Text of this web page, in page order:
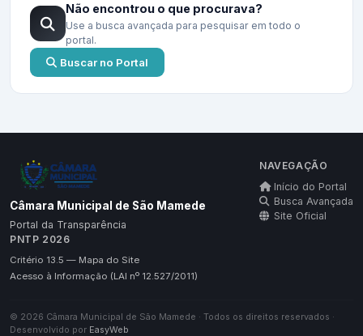
Não encontrou o que procurava?
Use a busca avançada para pesquisar em todo o
portal.
Buscar no Portal
Câmara Municipal de São Mamede
Portal da Transparência
NAVEGAÇÃO
Início do Portal
Busca Avançada
Site Oficial
PNTP 2026
Critério 13.5 — Mapa do Site
Acesso à Informação (LAI nº 12.527/2011)
© 2026 Câmara Municipal de São Mamede · Todos os direitos reservados ·
Desenvolvido por EasyWeb